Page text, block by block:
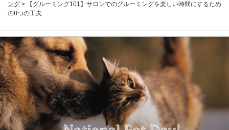
ング >
【グルーミング101】サロンでのグルーミングを楽しい時間にするため
の8つの工夫